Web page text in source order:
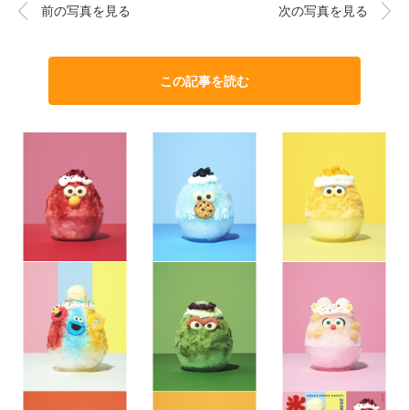
前の写真を見る 次の写真を見る
この記事を読む